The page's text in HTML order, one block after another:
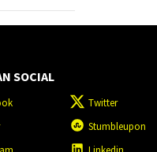
SOCIAL
Twitter
Stumbleupon